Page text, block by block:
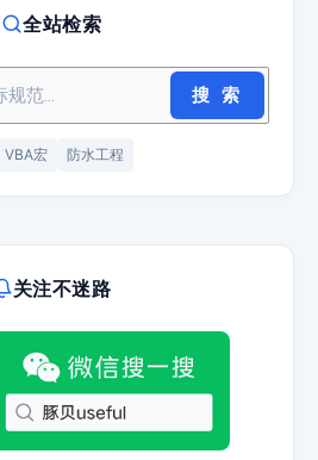
全站检索
搜 索
VBA宏 防水工程
关注不迷路